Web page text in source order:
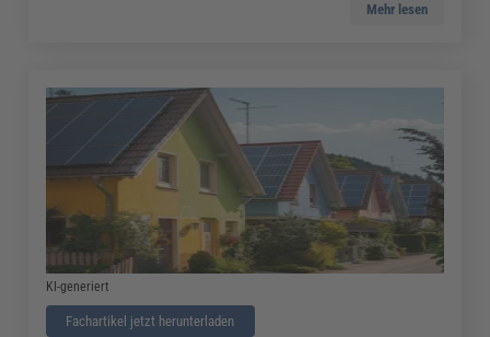
Mehr lesen
KI-generiert
Fachartikel jetzt herunterladen